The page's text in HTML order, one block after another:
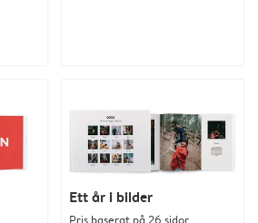
Ett år i bilder
Pris baserat på 26 sidor